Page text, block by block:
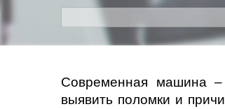
Современная машина –
выявить поломки и